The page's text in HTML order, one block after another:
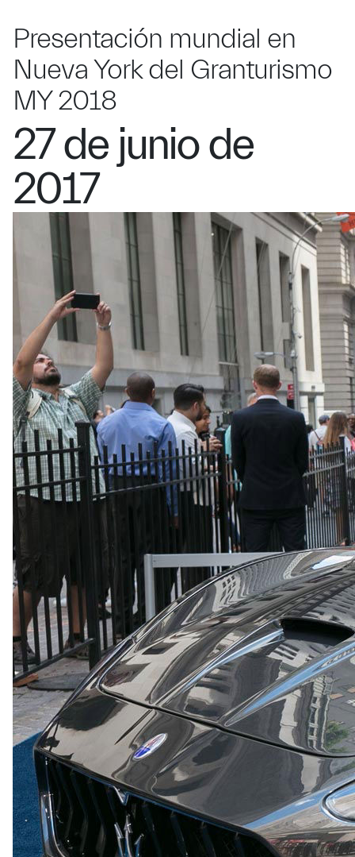
Presentación mundial en
Nueva York del Granturismo
MY 2018
27 de junio de
2017